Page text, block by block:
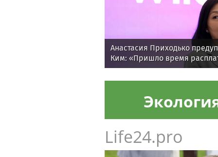
Анастасия Приходько
Ким: «Пришло время
Life24.pro